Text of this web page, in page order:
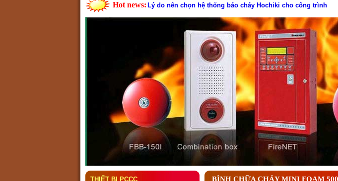
Hot news: Lý do nên chọn hệ thống báo cháy Hochiki cho công trình
Cấu tạo và nguyên lý hoạt động của báo cháy Horing
Tìm hiểu chi tiết về hệ thống báo cháy Horing hiện nay
Các loại thang dây thoát hiểm phổ biến trên thị trường
Thang dây thoát hiểm có tác dụng gì trong tình huống khẩn
Cấu tạo đầu phun chữa cháy trong hệ thống sprinkler tự
Kim thu sét là gì? Cấu tạo, nguyên lý hoạt động và ứng dụng
Đầu phun chữa cháy là gì và nguyên lý hoạt động chi tiết
Đầu phun chữa cháy là gì ? Tìm hiểu chi tiết từ A-Z
THIẾT BỊ PCCC BÌNH CHỮA CHÁY MINI FOAM